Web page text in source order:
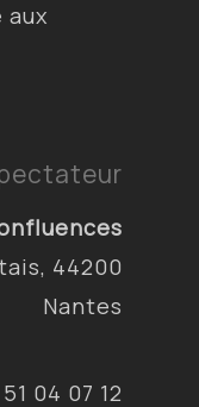
aux
44200
Nantes
04 07 12